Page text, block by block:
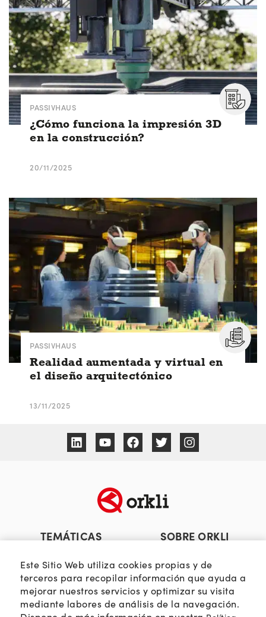
PASSIVHAUS
¿Cómo funciona la impresión 3D
en la construcción?
20/11/2025
PASSIVHAUS
Realidad aumentada y virtual en
el diseño arquitectónico
13/11/2025
TEMÁTICAS
Passivhaus
Eficiencia y ahorro
Soluciones HVAC
SOBRE ORKLI
Web Orkli
Contacto
Este Sitio Web utiliza cookies propias y de
terceros para recopilar información que ayuda a
mejorar nuestros servicios y optimizar su visita
mediante labores de análisis de la navegación.